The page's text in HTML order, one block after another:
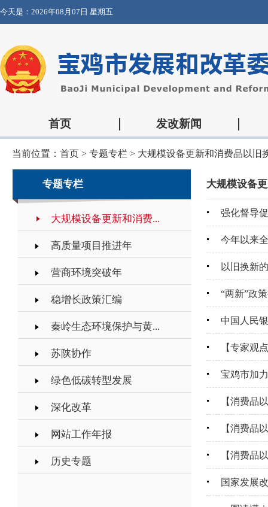
今天是： 2026年08月07日 星期五
首页 发改新闻
当前位置： 首页 > 专题专栏 > 大规模设备更新和消费品以旧
专题专栏
大规模设备更新和消费...
高质量项目推进年
营商环境突破年
稳增长政策汇编
秦岭生态环境保护与黄...
苏陕协作
绿色低碳转型发展
深化改革
网站工作年报
历史专题
大规模设备
强化督导
今年以来
以旧换新
“两新”政
中国人民
【专家观
宝鸡市加
【消费品
【消费品
【消费品
国家发展